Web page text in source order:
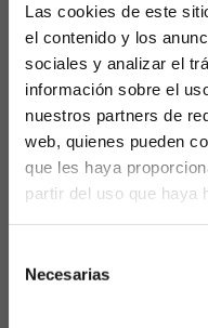
Las cookies de este
el contenido y los
sociales y analizar el
información sobre el
nuestros partners de
web, quienes pueden
que les haya
partir del uso que haya
NecesariasSÍ, SOY
Berenguer decidió
Atlético sin puntería
Simeone acumula
posibles, con un
a preocupar.​
El fortín
ante
En casa, el Riyadh
invicto ante Valencia
colchoneros, último